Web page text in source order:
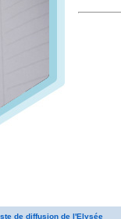
de diffusion de l'Elysée